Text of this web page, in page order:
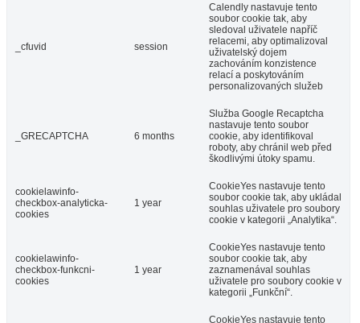
_cfuvid session
Calendly nastavuje tento
soubor cookie tak, aby
sledoval uživatele napříč
relacemi, aby optimalizoval
uživatelský dojem
zachováním konzistence
relací a poskytováním
personalizovaných služeb
_GRECAPTCHA 6 months
Služba Google Recaptcha
nastavuje tento soubor
cookie, aby identifikoval
roboty, aby chránil web před
škodlivými útoky spamu.
cookielawinfo-
checkbox-analyticka-
cookies
1 year
CookieYes nastavuje tento
soubor cookie tak, aby ukládal
souhlas uživatele pro soubory
cookie v kategorii „Analytika“.
cookielawinfo-
checkbox-funkcni-
cookies
1 year
CookieYes nastavuje tento
soubor cookie tak, aby
zaznamenával souhlas
uživatele pro soubory cookie v
kategorii „Funkční“.
CookieYes nastavuje tento